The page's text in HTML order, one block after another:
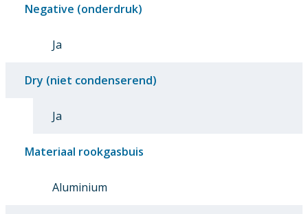
Negative (onderdruk)
Ja
Dry (niet condenserend)
Ja
Materiaal rookgasbuis
Aluminium